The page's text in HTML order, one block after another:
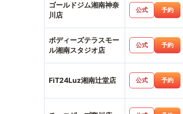
ゴールドジム湘南神奈
川店
公式 予約
ボディーズテラスモー
ル湘南スタジオ店
公式 予約
FiT24Luz湘南辻堂店 公式 予約